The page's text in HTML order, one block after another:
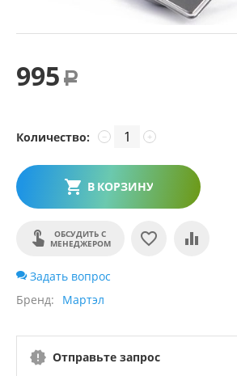
995 Р
Количество: +
−
В КОРЗИНУ
ОБСУДИТЬ С
МЕНЕДЖЕРОМ
Задать вопрос
Бренд
Мартэл
Отправьте запрос